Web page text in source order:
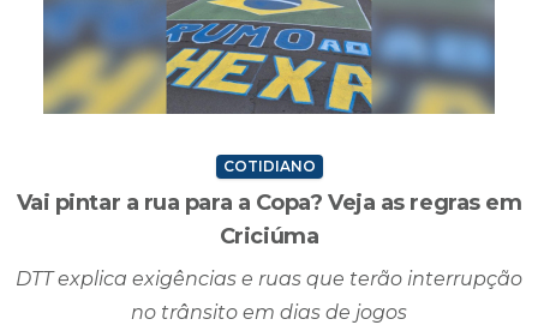
COTIDIANO
Vai pintar a rua para a Copa? Veja as regras em
Criciúma
DTT explica exigências e ruas que terão interrupção
no trânsito em dias de jogos